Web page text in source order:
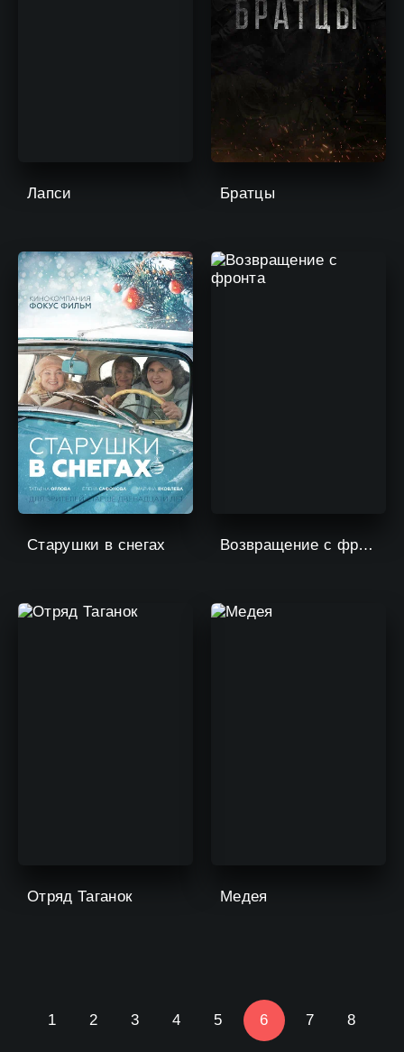
Лапси Братцы
Старушки в снегах Возвращение с фронта
Отряд Таганок Медея
1 2 3 4 5 6 7 8